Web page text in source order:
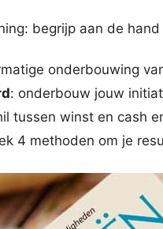
begrijp aan de
onderbouwing
: onderbouw jouw
tussen winst en cash
4 methoden om je